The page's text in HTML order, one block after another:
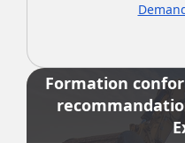
Formation